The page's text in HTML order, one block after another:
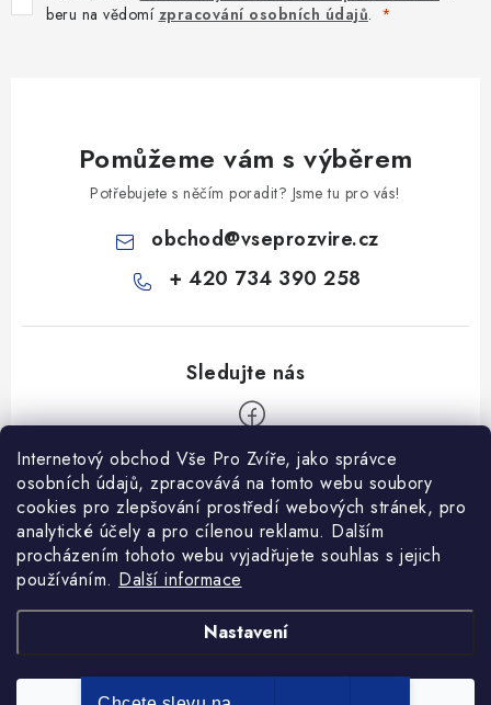
Internetový obchod Vše Pro Zvíře, jako správce
osobních údajů, zpracovává na tomto webu soubory
cookies pro zlepšování prostředí webových stránek, pro
analytické účely a pro cílenou reklamu. Dalším
procházením tohoto webu vyjadřujete souhlas s jejich
používáním. Další informace
Nastavení
beru na vědomí zpracování osobních údajů.
Pomůžeme vám s výběrem
Potřebujete s něčím poradit? Jsme tu pro vás!
obchod@vseprozvire.cz
+ 420 734 390 258
Informace pro Vás
Ceník dopravy
Kontakty
Obchodní podmínky
Podmínky ochrany osobních údajů
Heuréka recenze